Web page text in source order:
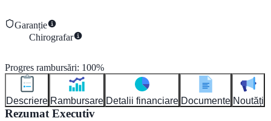
Garanție
Chirografar
Progres rambursări: 100%
Descriere Rambursare Detalii financiare Documente Noutăți
Rezumat Executiv